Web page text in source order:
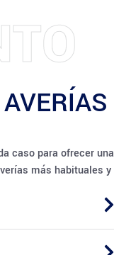
caso para ofrecer una
más habituales y
T O